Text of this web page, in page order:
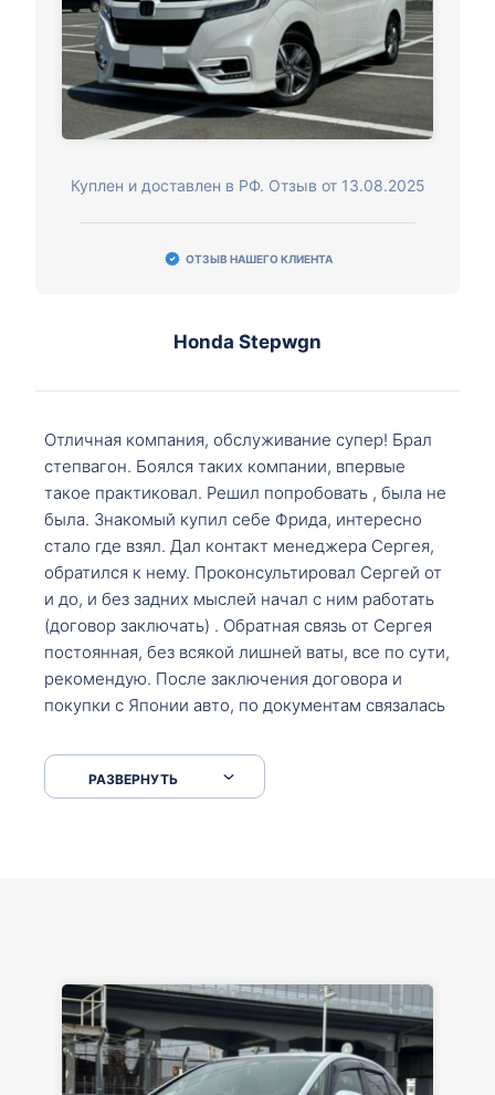
Куплен и доставлен в РФ. Отзыв от 13.08.2025
ОТЗЫВ НАШЕГО КЛИЕНТА
Honda Stepwgn
Отличная компания, обслуживание супер! Брал
степвагон. Боялся таких компании, впервые
такое практиковал. Решил попробовать , была не
была. Знакомый купил себе Фрида, интересно
стало где взял. Дал контакт менеджера Сергея,
обратился к нему. Проконсультировал Сергей от
и до, и без задних мыслей начал с ним работать
(договор заключать) . Обратная связь от Сергея
постоянная, без всякой лишней ваты, все по сути,
рекомендую. После заключения договора и
покупки с Японии авто, по документам связалась
что заполнить, куда зайти, образцы и т.д. После
приехал за авто. Меня тепло встретили Сергей с
РАЗВЕРНУТЬ